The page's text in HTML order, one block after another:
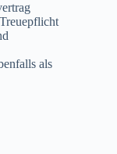
als